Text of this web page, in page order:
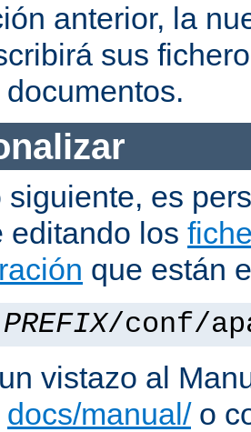
anterior, la
sus
siguiente, es
editando los
que están
PREFIX/conf/
vistazo al
docs/manual/o